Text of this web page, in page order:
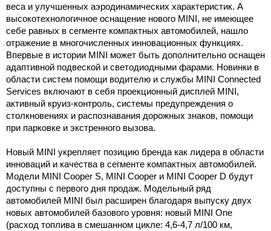
веса и улучшенных аэродинамических характеристик. А
высокотехнологичное оснащение нового MINI, не имеющее
себе равных в сегменте компактных автомобилей, нашло
отражение в многочисленных инновационных функциях.
Впервые в истории MINI может быть дополнительно оснащен
адаптивной подвеской и светодиодными фарами. Новинки в
области систем помощи водителю и службы MINI Connected
Services включают в себя проекционный дисплей MINI,
активный круиз-контроль, системы предупреждения о
столкновениях и распознавания дорожных знаков, помощи
при парковке и экстренного вызова.
Новый MINI укрепляет позицию бренда как лидера в области
инноваций и качества в сегменте компактных автомобилей.
Модели MINI Cooper S, MINI Cooper и MINI Cooper D будут
доступны c первого дня продаж. Модельный ряд
автомобилей MINI был расширен благодаря выпуску двух
новых автомобилей базового уровня: новый MINI One
(расход топлива в смешанном цикле: 4,6-4,7 л/100 км,